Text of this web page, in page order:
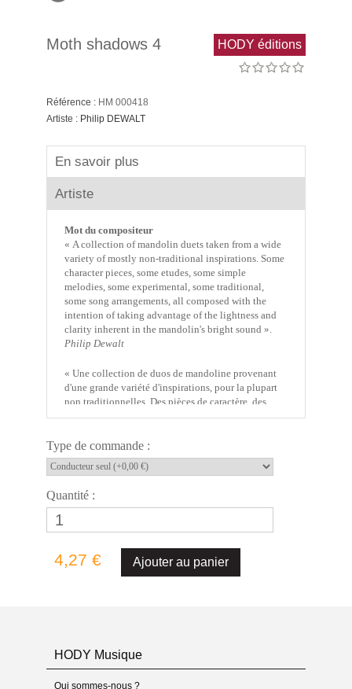
Moth shadows 4 HODY éditions
Référence : HM 000418
Artiste : Philip DEWALT
En savoir plus
Artiste
Mot du compositeur
« A collection of mandolin duets taken from a wide
variety of mostly non-traditional inspirations. Some
character pieces, some etudes, some simple
melodies, some experimental, some traditional,
some song arrangements, all composed with the
intention of taking advantage of the lightness and
clarity inherent in the mandolin's bright sound ».
Philip Dewalt
« Une collection de duos de mandoline provenant
d'une grande variété d'inspirations, pour la plupart
non traditionnelles. Des pièces de caractère, des
études, des mélodies simples, des pièces
arrangements de chansons, tous composés dans
l'intention de sublimer la légèreté et la clarté
inhérentes à la sonorité brillante de la mandoline ».
- Titre : Most shadows 4
- Écriture : 2020, Kansas City (Missouri)
Édition
- Copyright : © 2023 HODY Musique – Tous droits
Type de commande :
Quantité :
4,27 €
HODY Musique
Qui sommes-nous ?